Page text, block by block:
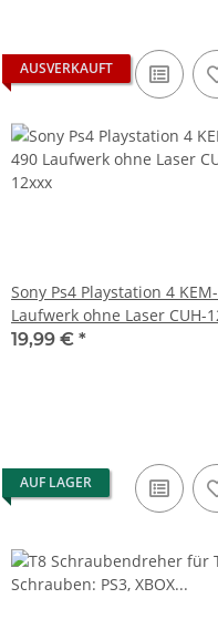
AUSVERKAUFT
Sony Ps4 Playstation 4
Laufwerk ohne Laser CUH-
19,99 € *
AUF LAGER